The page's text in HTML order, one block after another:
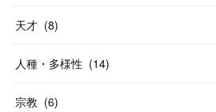
天才 (8)
人種・多様性 (14)
宗教 (6)